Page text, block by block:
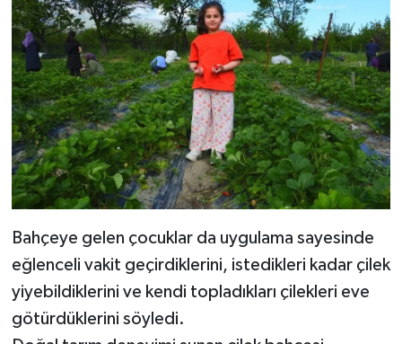
Bahçeye gelen çocuklar da uygulama sayesinde
eğlenceli vakit geçirdiklerini, istedikleri kadar çilek
yiyebildiklerini ve kendi topladıkları çilekleri eve
götürdüklerini söyledi.